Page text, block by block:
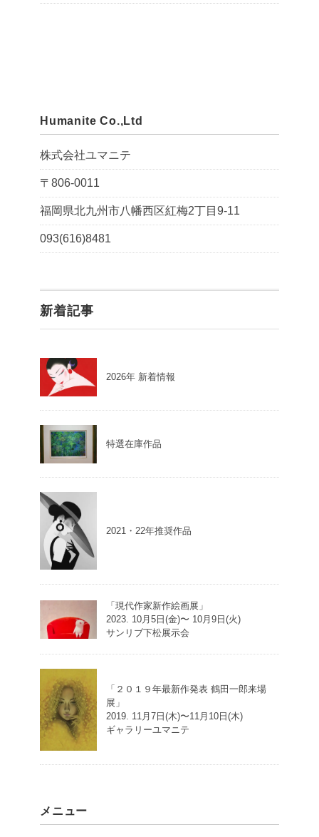
Humanite Co.,Ltd
株式会社ユマニテ
〒806-0011
福岡県北九州市八幡西区紅梅2丁目9-11
093(616)8481
新着記事
2026年 新着情報
特選在庫作品
2021・22年推奨作品
「現代作家新作絵画展」
2023. 10月5日(金)〜 10月9日(火)
サンリブ下松展示会
「２０１９年最新作発表 鶴田一郎来場
展」
2019. 11月7日(木)〜11月10日(木)
ギャラリーユマニテ
メニュー